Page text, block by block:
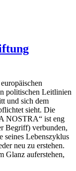
politischen Leitlinien
und sich dem
sieht. Die
NOSTRA“ ist eng
Begriff) verbunden,
seines Lebenszyklus
neu zu erstehen.
Glanz auferstehen,